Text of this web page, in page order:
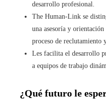
desarrollo profesional.
The Human-Link se
una asesoría y
proceso de reclutamiento
Les facilita el desarrollo
a equipos de trabajo
¿Qué futuro le